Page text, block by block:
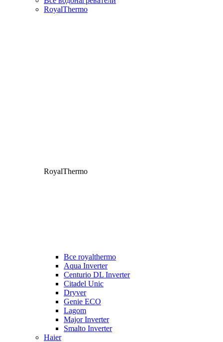
RoyalThermo
RoyalThermo
Все royalthermo
Aqua Inverter
Centurio DL Inverter
Citadel Unic
Dryver
Genie ECO
Lagom
Major Inverter
Smalto Inverter
Haier